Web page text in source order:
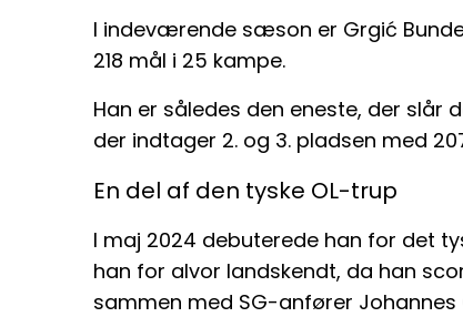
I indeværende sæson er Grgić
218 mål i 25 kampe.
Han er således den eneste, der slår
der indtager 2. og 3. pladsen med
En del af den tyske OL-trup
I maj 2024 debuterede han for det
han for alvor landskendt, da han
sammen med SG-anfører